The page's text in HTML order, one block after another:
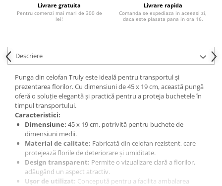
Copaci si Plante
Flori artificiale la ghiveci
Livrare gratuita
Pentru comenzi mai mari de 300 de
lei!
Livrare rapida
Comanda se expediaza in aceeasi zi,
daca este plasata pana in ora 16.
Descriere
Punga din celofan Truly este ideală pentru transportul și
prezentarea florilor. Cu dimensiuni de 45 x 19 cm, această pungă
oferă o soluție elegantă și practică pentru a proteja buchetele în
timpul transportului.
Caracteristici:
Dimensiune: 45 x 19 cm, potrivită pentru buchete de
dimensiuni medii.
Material de calitate: Fabricată din celofan rezistent, care
protejează florile de deteriorare și umiditate.
Design transparent: Permite o vizualizare clară a florilor,
adăugând un aspect atractiv.
Ușor de utilizat: Concepută pentru a facilita ambalarea